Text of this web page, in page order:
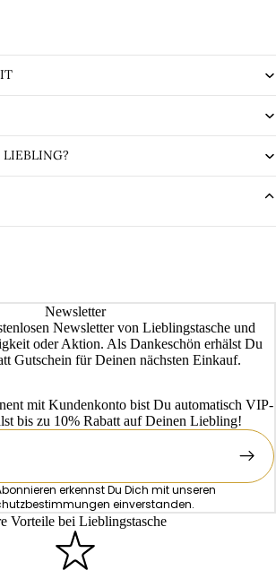
Newsletter
Newsletter von Lieblingstasche und
oder Aktion. Als Dankeschön erhälst Du
Gutschein für Deinen nächsten Einkauf.
mit Kundenkonto bist Du automatisch VIP-
bis zu 10% Rabatt auf Deinen Liebling!
erkennst Du Dich mit unseren
einverstanden.
Vorteile bei Lieblingstasche